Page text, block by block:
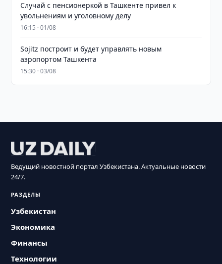
Случай с пенсионеркой в Ташкенте привел к
увольнениям и уголовному делу
16:15 · 01/08
Sojitz построит и будет управлять новым
аэропортом Ташкента
15:30 · 03/08
Ведущий новостной портал Узбекистана. Актуальные новости
24/7.
РАЗДЕЛЫ
Узбекистан
Экономика
Финансы
Технологии